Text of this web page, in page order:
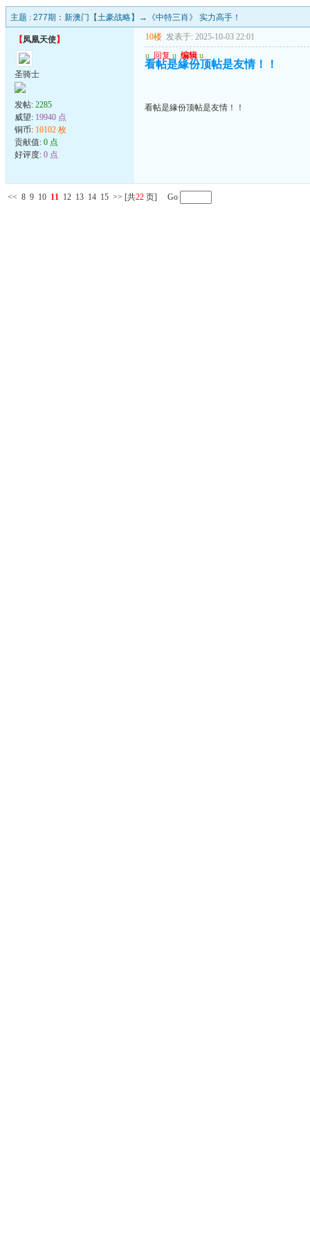
主题 : 277期：新澳门【土豪战略】→《中特三肖》 实力高手！
【凤凰天使】
圣骑士
发帖: 2285
威望: 19940 点
铜币: 10102 枚
贡献值: 0 点
好评度: 0 点
10楼 发表于: 2025-10-03 22:01
u 回复 u 编辑 u
看帖是緣份顶帖是友情！！
看帖是緣份顶帖是友情！！
<< 8 9 10 11 12 13 14 15 >> [共22 页] Go